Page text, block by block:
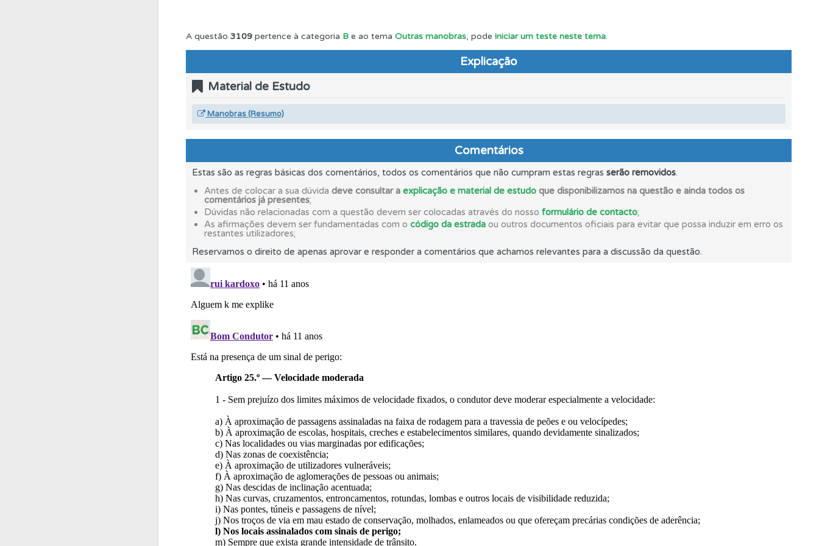
Questões Consulte as explicações das questões para esclarecimentos adicionais.
Ajuda Consulte a ajuda se tiver dúvidas relacionadas com a plataforma.
Questões Consulte aqui todas as questões que usamos na plataforma.
Questões
Testes O teste "Novas" apresenta-lhe questões a que ainda não respondeu.
Biblioteca Consulte o código da estrada na nossa biblioteca.
A questão 3109 pertence à categoria B e ao tema Outras manobras, pode iniciar um teste neste tema.
Explicação
Material de Estudo
Manobras (Resumo)
Comentários
Estas são as regras básicas dos comentários, todos os comentários que não cumpram estas regras serão removidos.
Antes de colocar a sua dúvida deve consultar a explicação e material de estudo que disponibilizamos na questão e ainda todos os
comentários já presentes;
Dúvidas não relacionadas com a questão devem ser colocadas através do nosso formulário de contacto;
As afirmações devem ser fundamentadas com o código da estrada ou outros documentos oficiais para evitar que possa induzir em erro os
restantes utilizadores;
Reservamos o direito de apenas aprovar e responder a comentários que achamos relevantes para a discussão da questão.